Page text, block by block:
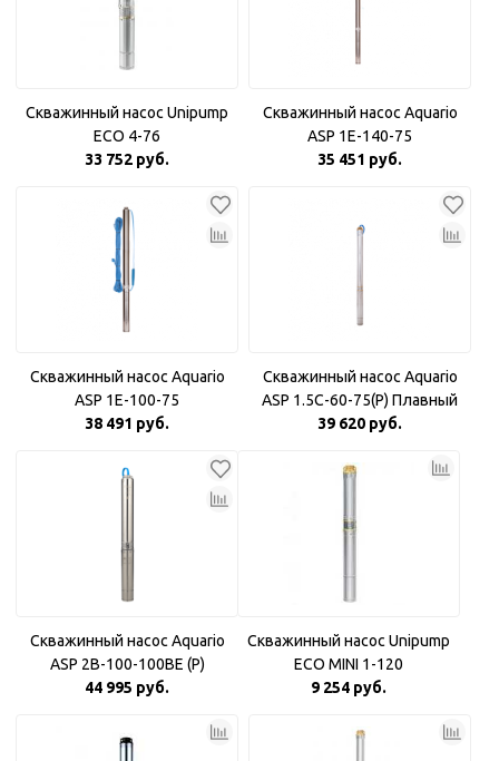
Скважинный насос Unipump
ECO 4-76
33 752 руб.
Скважинный насос Aquario
ASP 1E-140-75
35 451 руб.
Скважинный насос Aquario
ASP 1E-100-75
38 491 руб.
Скважинный насос Aquario
ASP 1.5С-60-75(P) Плавный
пуск
39 620 руб.
Скважинный насос Aquario
ASP 2B-100-100BE (P)
Плавный пуск
44 995 руб.
Скважинный насос Unipump
ECO MINI 1-120
9 254 руб.